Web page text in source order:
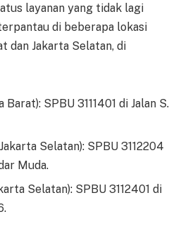
layanan yang tidak lagi
di beberapa lokasi
dan Jakarta Selatan, di
SPBU 3111401 di Jalan S.
Selatan): SPBU 3112204
Muda.
Selatan): SPBU 3112401 di